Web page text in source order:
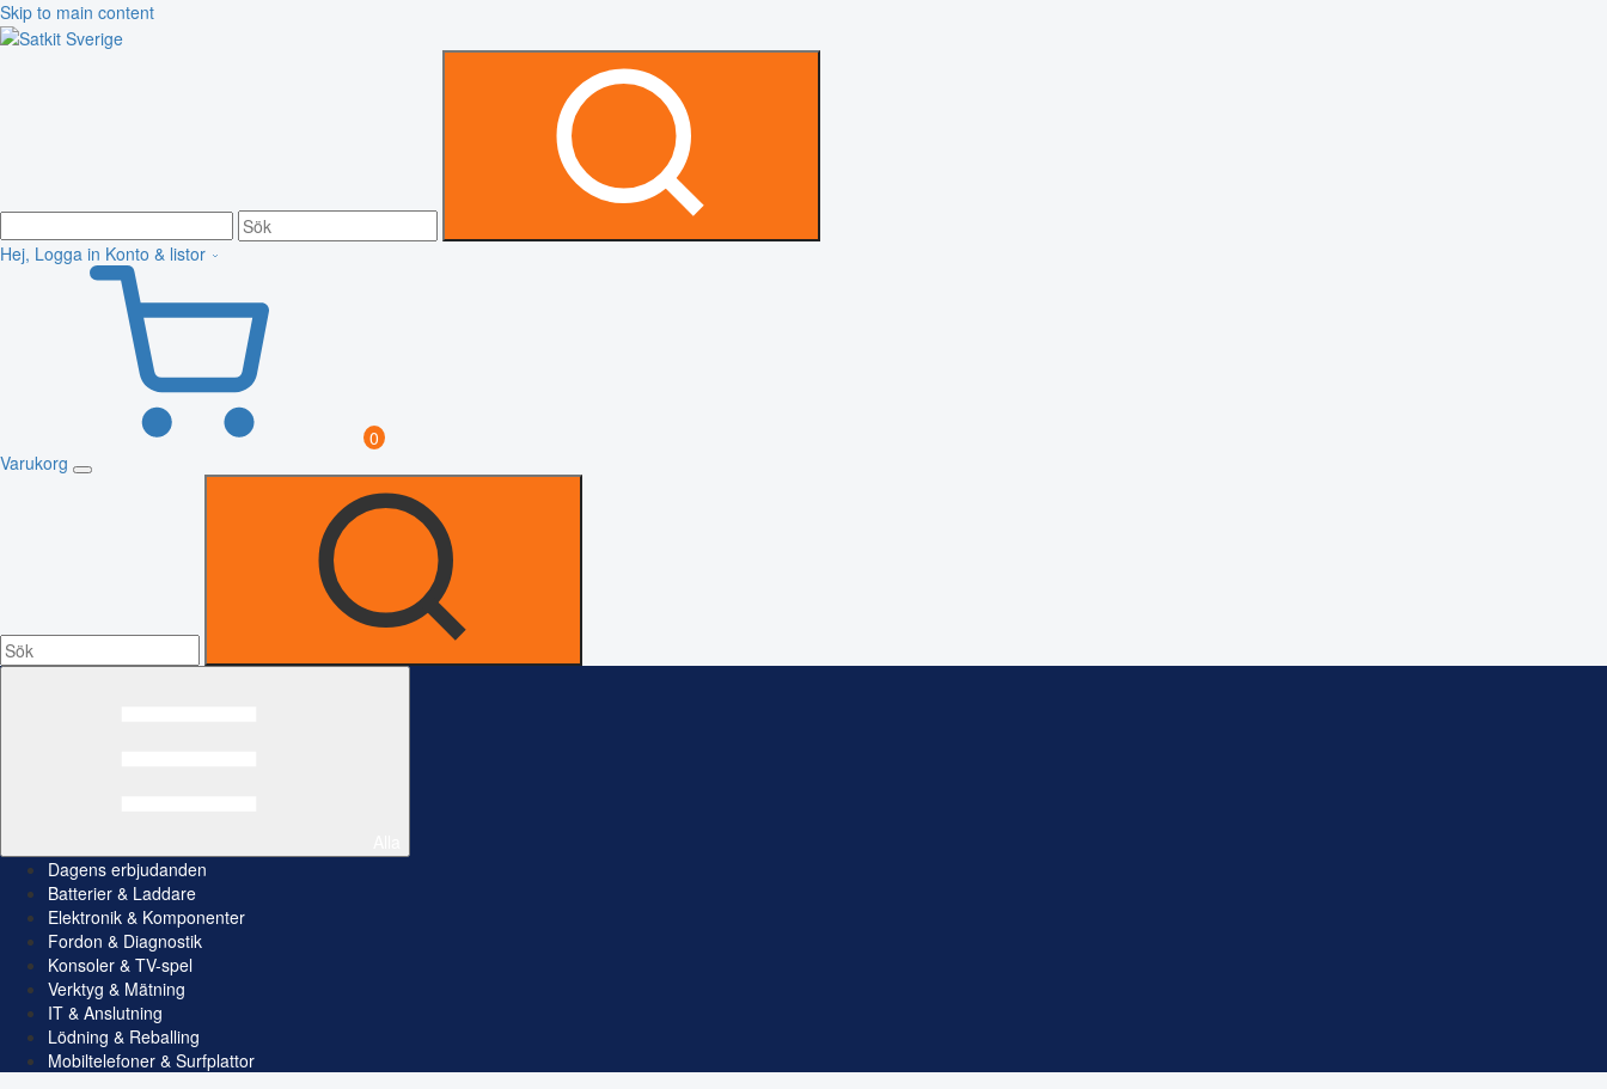
Skip to main content
Hej, Logga in Konto & listor
0
Varukorg
Dagens erbjudanden
Batterier & Laddare
Elektronik & Komponenter
Fordon & Diagnostik
Konsoler & TV-spel
Verktyg & Mätning
IT & Anslutning
Lödning & Reballing
Mobiltelefoner & Surfplattor